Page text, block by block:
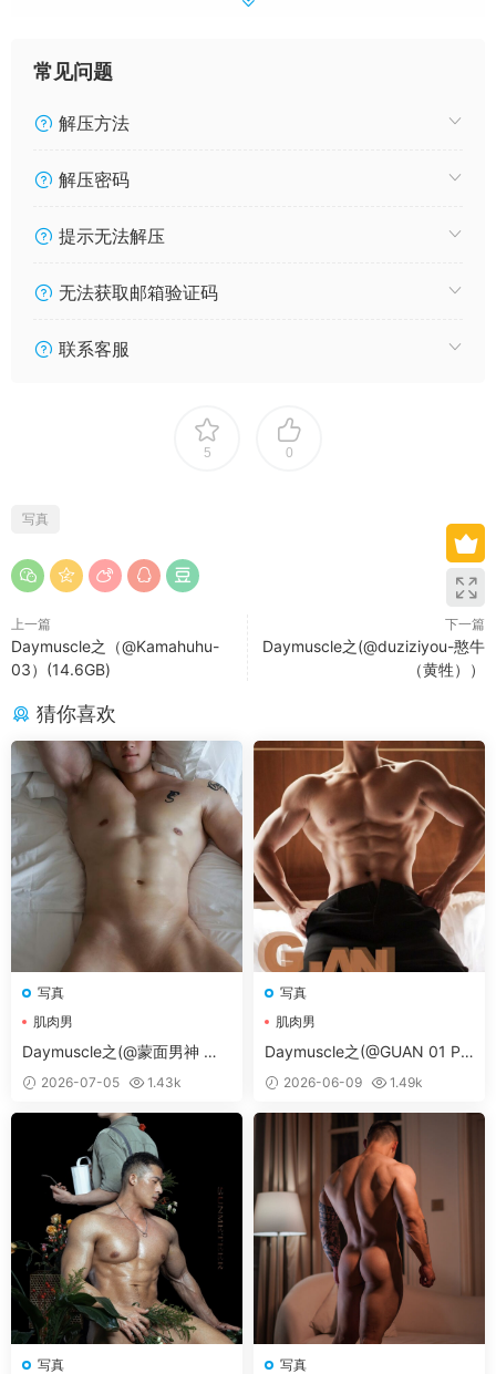
常见问题
解压方法
解压密码
提示无法解压
无法获取邮箱验证码
联系客服
5 0
写真
上一篇
Daymuscle之（@Kamahuhu-
03）(14.6GB)
下一篇
Daymuscle之(@duziziyou-憨牛
（黄牲））
猜你喜欢
写真
肌肉男
Daymuscle之(@蒙面男神 第1
96期 VOL 1-2）
2026-07-05 1.43k
写真
肌肉男
Daymuscle之(@GUAN 01 PA
RT 02）
2026-06-09 1.49k
写真
写真